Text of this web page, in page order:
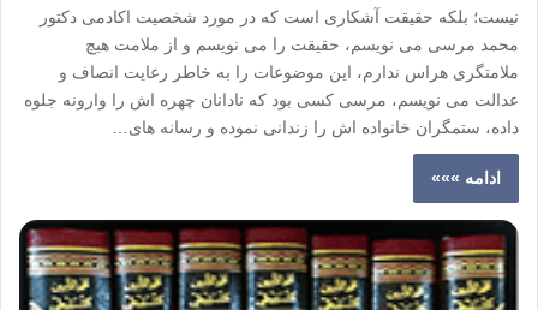
نیست؛ بلکه حقیقت آشکاری است که در مورد شخصیت اکادمی دکتور
محمد مرسی می نویسم، حقیقت را می نویسم و از ملامت هیچ
ملامتگری هراس ندارم، این موضوعات را به خاطر رعایت انصاف و
عدالت می نویسم، مرسی کسی بود که نادانان چهره اش را وارونه جلوه
داده، ستمگران خانواده اش را زندانی نموده و رسانه های…
ادامه »»»